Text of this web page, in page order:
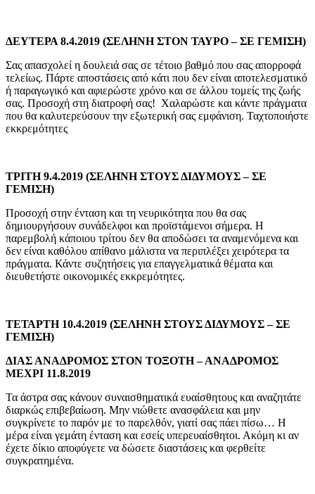
ΔΕΥΤΕΡΑ 8.4.2019 (ΣΕΛΗΝΗ ΣΤΟΝ ΤΑΥΡΟ – ΣΕ ΓΕΜΙΣΗ)
Σας απασχολεί η δουλειά σας σε τέτοιο βαθμό που σας απορροφά
τελείως. Πάρτε αποστάσεις από κάτι που δεν είναι αποτελεσματικό
ή παραγωγικό και αφιερώστε χρόνο και σε άλλου τομείς της ζωής
σας. Προσοχή στη διατροφή σας! Χαλαρώστε και κάντε πράγματα
που θα καλυτερεύσουν την εξωτερική σας εμφάνιση. Ταχτοποιήστε
εκκρεμότητες
ΤΡΙΤΗ 9.4.2019 (ΣΕΛΗΝΗ ΣΤΟΥΣ ΔΙΔΥΜΟΥΣ – ΣΕ
ΓΕΜΙΣΗ)
Προσοχή στην ένταση και τη νευρικότητα που θα σας
δημιουργήσουν συνάδελφοι και προϊστάμενοι σήμερα. Η
παρεμβολή κάποιου τρίτου δεν θα αποδώσει τα αναμενόμενα και
δεν είναι καθόλου απίθανο μάλιστα να περιπλέξει χειρότερα τα
πράγματα. Κάντε συζητήσεις για επαγγελματικά θέματα και
διευθετήστε οικονομικές εκκρεμότητες.
ΤΕΤΑΡΤΗ 10.4.2019 (ΣΕΛΗΝΗ ΣΤΟΥΣ ΔΙΔΥΜΟΥΣ – ΣΕ
ΓΕΜΙΣΗ)
ΔΙΑΣ ΑΝΑΔΡΟΜΟΣ ΣΤΟΝ ΤΟΞΟΤΗ – ΑΝΑΔΡΟΜΟΣ
ΜΕΧΡΙ 11.8.2019
Τα άστρα σας κάνουν συναισθηματικά ευαίσθητους και αναζητάτε
διαρκώς επιβεβαίωση. Μην νιώθετε ανασφάλεια και μην
συγκρίνετε το παρόν με το παρελθόν, γιατί σας πάει πίσω… Η
μέρα είναι γεμάτη ένταση και εσείς υπερευαίσθητοι. Ακόμη κι αν
έχετε δίκιο αποφύγετε να δώσετε διαστάσεις και φερθείτε
συγκρατημένα.